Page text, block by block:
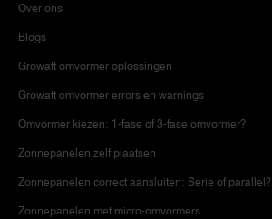
Over ons
Blogs
Growatt omvormer oplossingen
Growatt omvormer errors en warnings
Omvormer kiezen: 1-fase of 3-fase omvormer?
Zonnepanelen zelf plaatsen
Zonnepanelen correct aansluiten: Serie of parallel?
Zonnepanelen met micro-omvormers